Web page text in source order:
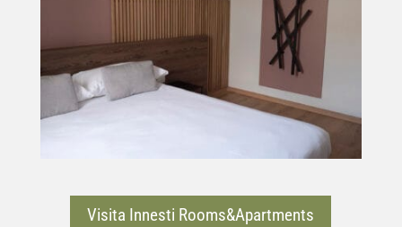
Visita Innesti Rooms&Apartments